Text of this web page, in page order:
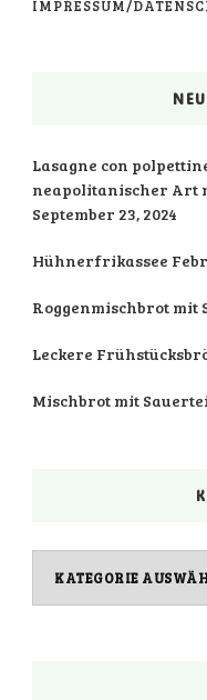
IMPRESSUM/
Lasagne con
neapolitanischer Art
September 23, 2024
Hühnerfrikassee
Roggenmischbrot mit
Leckere
Mischbrot mit